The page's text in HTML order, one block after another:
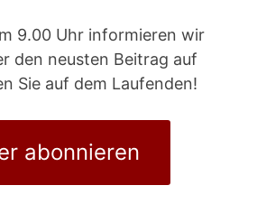
9.00 Uhr informieren wir
den neusten Beitrag auf
Sie auf dem Laufenden!
abonnieren